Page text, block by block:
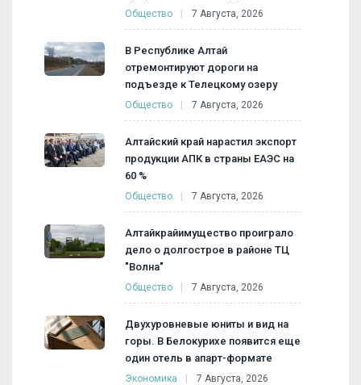
Общество 7 Августа, 2026
В Республике Алтай
отремонтируют дороги на
подъезде к Телецкому озеру
Общество 7 Августа, 2026
Алтайский край нарастил экспорт
продукции АПК в страны ЕАЭС на
60 %
Общество 7 Августа, 2026
Алтайкрайимущество проиграло
дело о долгострое в районе ТЦ
"Волна"
Общество 7 Августа, 2026
Двухуровневые юниты и вид на
горы. В Белокурихе появится еще
один отель в апарт-формате
Экономика 7 Августа, 2026